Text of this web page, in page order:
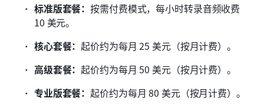
标准版套餐：按需付费模式，每小时转录音频收费
10 美元。
核心套餐：起价约为每月 25 美元（按月计费）。
高级套餐：起价约为每月 50 美元（按月计费）。
专业版套餐：起价约为每月 80 美元（按月计费）。